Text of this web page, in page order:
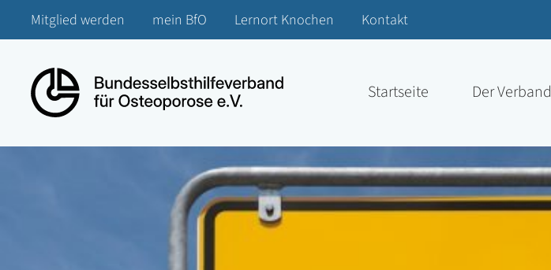
Mitglied werden mein BfO Lernort Knochen Kontakt
Startseite Der Verband